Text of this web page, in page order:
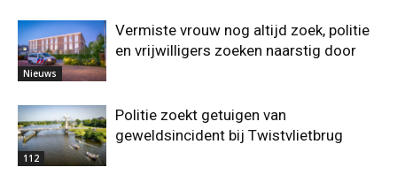
Nieuws
Vermiste vrouw nog altijd zoek, politie
en vrijwilligers zoeken naarstig door
112
Politie zoekt getuigen van
geweldsincident bij Twistvlietbrug